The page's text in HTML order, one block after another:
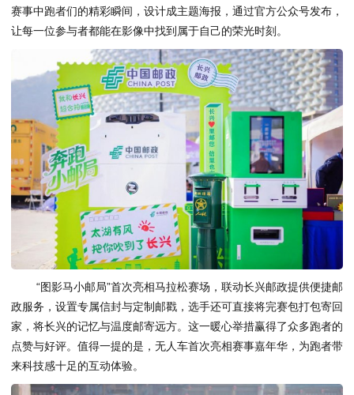
赛事中跑者们的精彩瞬间，设计成主题海报，通过官方公众号发布，
让每一位参与者都能在影像中找到属于自己的荣光时刻。
“图影马小邮局”首次亮相马拉松赛场，联动长兴邮政提供便捷邮
政服务，设置专属信封与定制邮戳，选手还可直接将完赛包打包寄回
家，将长兴的记忆与温度邮寄远方。这一暖心举措赢得了众多跑者的
点赞与好评。值得一提的是，无人车首次亮相赛事嘉年华，为跑者带
来科技感十足的互动体验。